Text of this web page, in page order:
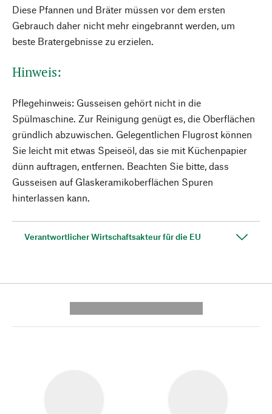
Diese Pfannen und Bräter müssen vor dem ersten
Gebrauch daher nicht mehr eingebrannt werden, um
beste Bratergebnisse zu erzielen.
Hinweis:
Pflegehinweis: Gusseisen gehört nicht in die
Spülmaschine. Zur Reinigung genügt es, die Oberflächen
gründlich abzuwischen. Gelegentlichen Flugrost können
Sie leicht mit etwas Speiseöl, das sie mit Küchenpapier
dünn auftragen, entfernen. Beachten Sie bitte, dass
Gusseisen auf Glaskeramikoberflächen Spuren
hinterlassen kann.
Verantwortlicher Wirtschaftsakteur für die EU